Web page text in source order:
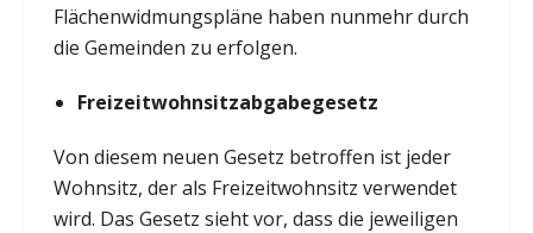
Flächenwidmungspläne haben nunmehr durch
die Gemeinden zu erfolgen.
Freizeitwohnsitzabgabegesetz
Von diesem neuen Gesetz betroffen ist jeder
Wohnsitz, der als Freizeitwohnsitz verwendet
wird. Das Gesetz sieht vor, dass die jeweiligen